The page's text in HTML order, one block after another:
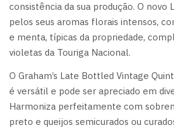
consistência da sua produção. O novo
pelos seus aromas florais intensos,
e menta, típicas da propriedade,
violetas da Touriga Nacional.
O Graham’s Late Bottled Vintage
é versátil e pode ser apreciado em
Harmoniza perfeitamente com
preto e queijos semicurados ou